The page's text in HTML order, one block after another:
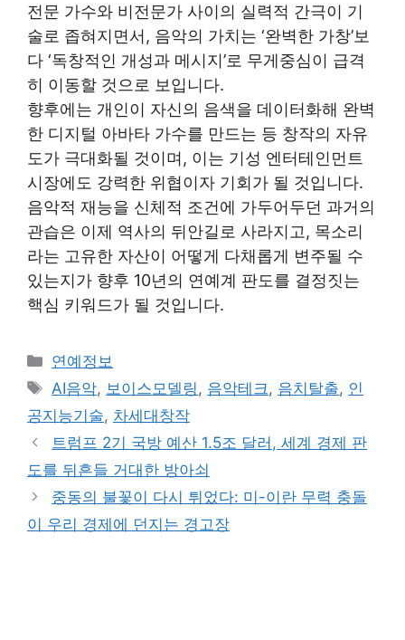
전문 가수와 비전문가 사이의 실력적 간극이 기
술로 좁혀지면서, 음악의 가치는 ‘완벽한 가창’보
다 ‘독창적인 개성과 메시지’로 무게중심이 급격
히 이동할 것으로 보입니다.
향후에는 개인이 자신의 음색을 데이터화해 완벽
한 디지털 아바타 가수를 만드는 등 창작의 자유
도가 극대화될 것이며, 이는 기성 엔터테인먼트
시장에도 강력한 위협이자 기회가 될 것입니다.
음악적 재능을 신체적 조건에 가두어두던 과거의
관습은 이제 역사의 뒤안길로 사라지고, 목소리
라는 고유한 자산이 어떻게 다채롭게 변주될 수
있는지가 향후 10년의 연예계 판도를 결정짓는
핵심 키워드가 될 것입니다.
Categories
연예정보
Tags
AI음악, 보이스모델링 , 음악테크 , 음치탈출, 인
공지능기술, 차세대창작
트럼프 2기 국방 예산 1.5조 달러, 세계 경제 판
도를 뒤흔들 거대한 방아쇠
중동의 불꽃이 다시 튀었다: 미-이란 무력 충돌
이 우리 경제에 던지는 경고장